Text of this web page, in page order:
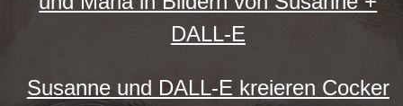
DALL-E
Susanne und DALL-E kreieren Cocker